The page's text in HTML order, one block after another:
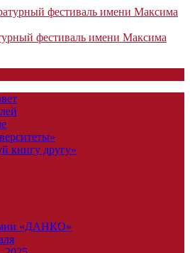
фестиваль имени Максима
книгу другу»
«ДАНКО»